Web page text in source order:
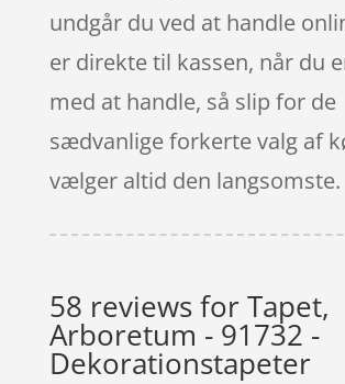
undgår du ved at handle
er direkte til kassen, når du
med at handle, så slip for de
sædvanlige forkerte valg af
vælger altid den langsomste.
58 reviews forTapet,
Arboretum - 91732 -
Dekorationstapeter